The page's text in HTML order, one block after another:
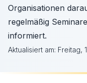
Organisationen
regelmäßig
informiert.
Aktualisiert am: Freitag,